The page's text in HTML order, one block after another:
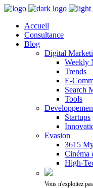
Accueil
Consultance
Blog
Digital
Weekly
Trends
E-
Search
Tools
Startups
Evasion
3615
Cinéma
High-
Vous n'exploitez